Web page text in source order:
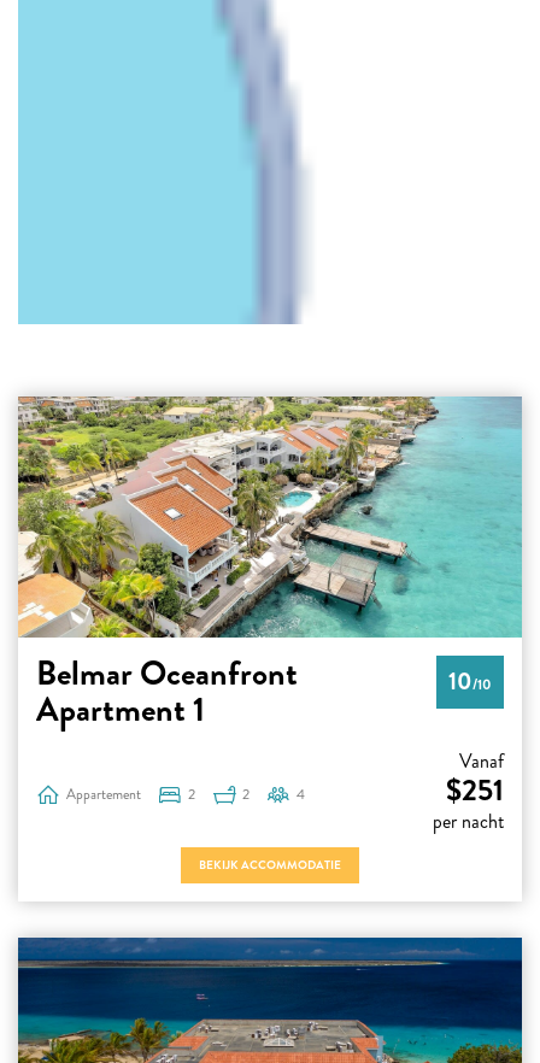
Belmar Oceanfront
Apartment 1
10/10
Appartement 2 2 4
Vanaf
$251
per nacht
BEKIJK ACCOMMODATIE